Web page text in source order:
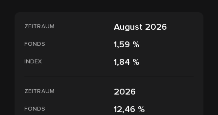
ZEITRAUM August 2026
FONDS 1,59 %
INDEX 1,84 %
ZEITRAUM 2026
FONDS 12,46 %